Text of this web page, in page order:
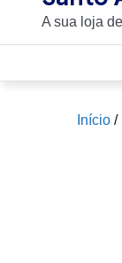
A sua loja
Início /